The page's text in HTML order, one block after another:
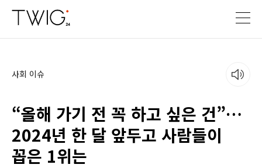
사회 이슈
“올해 가기 전 꼭 하고 싶은 건”…
2024년 한 달 앞두고 사람들이
꼽은 1위는